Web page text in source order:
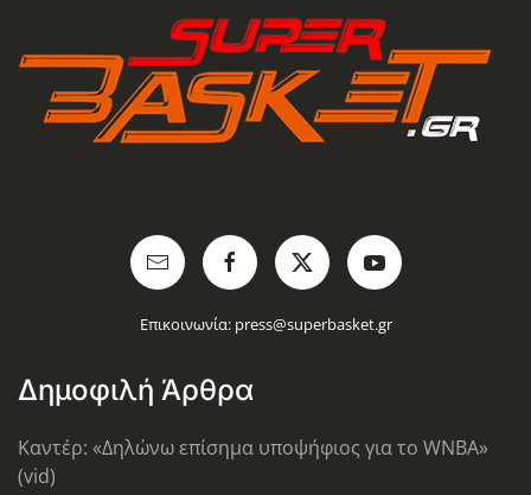
Επικοινωνία: press@superbasket.gr
Δημοφιλή Άρθρα
Καντέρ: «Δηλώνω επίσημα υποψήφιος για το WNBA»
(vid)